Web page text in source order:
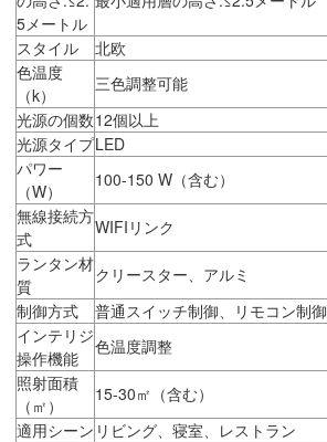
5メートル
スタイル
北欧
色温度
（k）
三色調整可能
光源の個数12個以上
光源タイプLED
パワー
（W）
100-150 W（含む）
無線接続方
式
WIFIリンク
ランタン材
質
クリースター、アルミ
制御方式
普通スイッチ制御、リモコン制御
インテリジ
操作機能
色温度調整
照射面積
（㎡）
15-30㎡（含む）
適用シーン リビング、寝室、レストラン